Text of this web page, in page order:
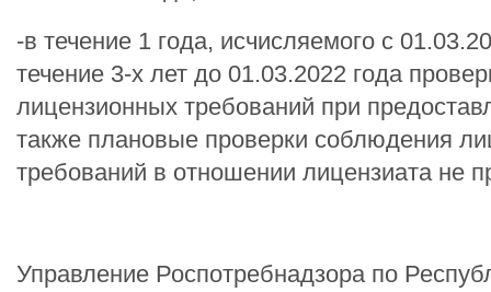
-в течение 1 года, исчисляемого с
течение 3-х лет до 01.03.2022 года
лицензионных требований при
также плановые проверки соблюдения
требований в отношении лицензиата не
Управление Роспотребнадзора по